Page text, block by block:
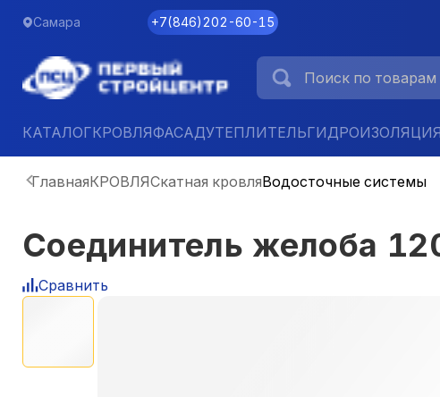
Самара +7(846)202-60-15
КАТАЛОГКРОВЛЯФАСАДУТЕПЛИТЕЛЬГИДРОИЗОЛЯЦИЯ
ГлавнаяКРОВЛЯСкатная кровляВодосточные системы
Соединитель желоба
Сравнить